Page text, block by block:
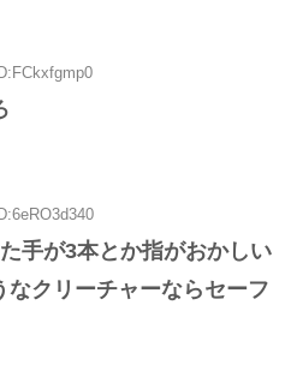
手が3本とか指がおかしい
クリーチャーならセーフ